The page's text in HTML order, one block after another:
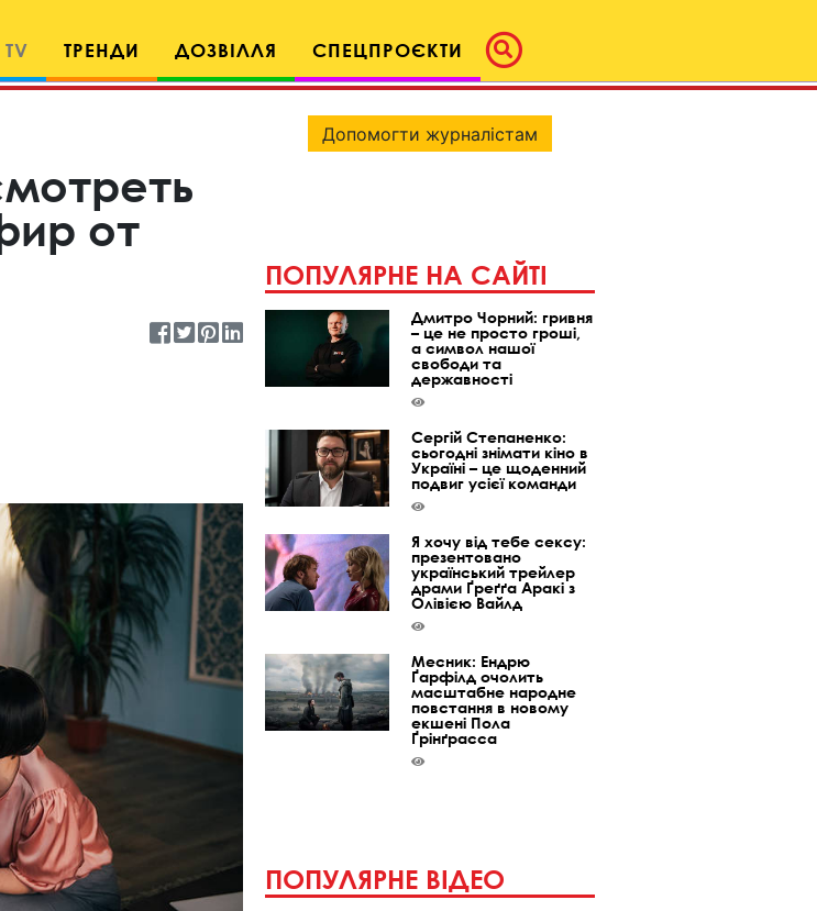
TV ТРЕНДИ ДОЗВІЛЛЯ СПЕЦПРОЄКТИ
от
Допомогти журналістам
ПОПУЛЯРНЕ НА САЙТІ
Дмитро Чорний: гривня
– це не просто гроші,
а символ нашої
свободи та
державності
Сергій Степаненко:
сьогодні знімати кіно в
Україні – це щоденний
подвиг усієї команди
Я хочу від тебе сексу:
презентовано
український трейлер
драми Ґреґґа Аракі з
Олівією Вайлд
Месник: Ендрю
Ґарфілд очолить
масштабне народне
повстання в новому
екшені Пола
Ґрінґрасса
ПОПУЛЯРНЕ ВІДЕО